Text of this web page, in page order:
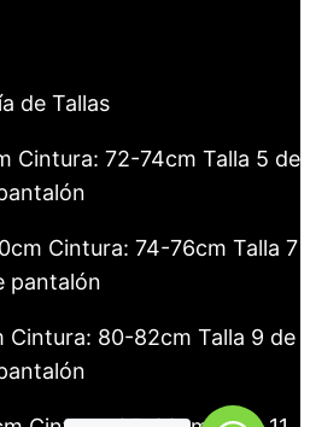
de Tallas
Cintura: 72-74cm Talla 5 de
Cintura: 74-76cm Talla 7
pantalón
Cintura: 80-82cm Talla 9 de